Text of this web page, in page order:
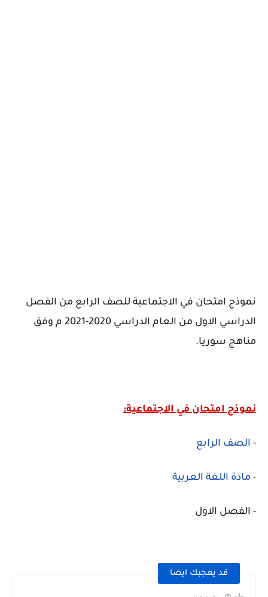
نموذج امتحان في الاجتماعية للصف الرابع من الفصل
الدراسي الاول من العام الدراسي 2020-2021 م وفق
مناهج سوريا.
نموذج امتحان في الاجتماعية:
- الصف الرابع
- مادة اللغة العربية
- الفصل الاول
قد يعجبك ايضا